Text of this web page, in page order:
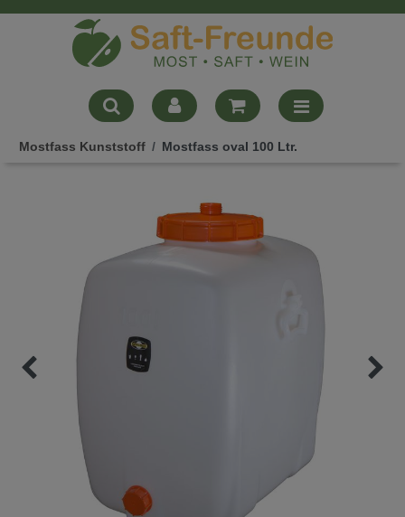
Mostfass Kunststoff Mostfass oval 100 Ltr.